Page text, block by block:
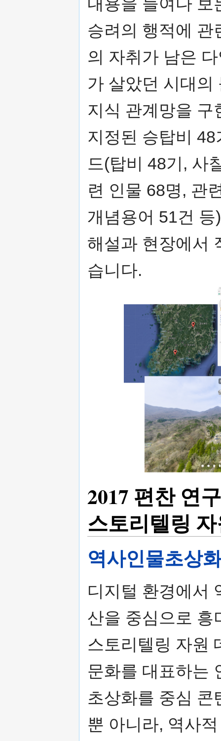
승려의 행적에 관
의 자취가 남은
가 살았던 시대의
지식 관계망을 구
지정된 승탑비
드(탑비 48기, 사
련 인물 68명, 관
개념용어 51건
해설과 현장에서
습니다.
2017 편찬 연
스토리텔링
역사인물초상
디지털 환경에서
산을 중심으로 흥
스토리텔링 자원
문화를 대표하는
초상화를 중심 콘
뿐 아니라, 역사